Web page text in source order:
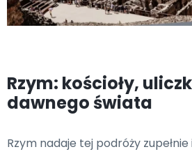
Rzym: kościoły,
dawnego świata
Rzym nadaje tej podróży zupełnie